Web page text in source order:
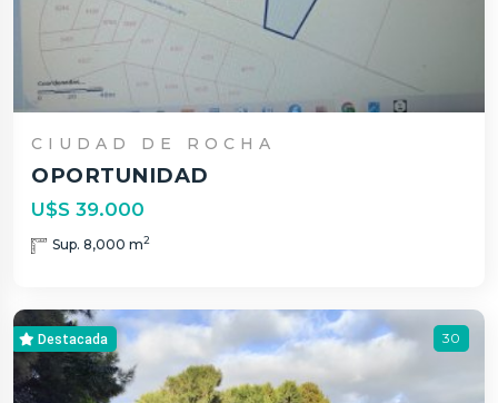
CIUDAD DE ROCHA
OPORTUNIDAD
U$S 39.000
Sup. 8,000 m2
Destacada 30